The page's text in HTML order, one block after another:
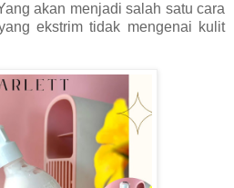
akan menjadi salah satu cara
ekstrim tidak mengenai kulit